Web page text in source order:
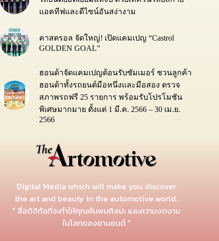
แอคทีฟและดีไซน์อันสง่างาม
คาสตรอล จัดใหญ่! เปิดแคมเปญ “Castrol
GOLDEN GOAL”
ฮอนด้าจัดแคมเปญต้อนรับซัมเมอร์ ชวนลูกค้า
ฮอนด้าทั้งรถยนต์มือหนึ่งและมือสอง ตรวจ
สภาพรถฟรี 25 รายการ พร้อมรับโปรโมชัน
พิเศษมากมาย ตั้งแต่ 1 มี.ค. 2566 – 30 เม.ย.
2566
Digital Media which will make you discover
the art and beauty in the automotive world.
" สื่อดิจิทัลที่จะทำให้คุณค้นพบศิลปะ และความงดงาม
ในโลกของยานยนต์ "